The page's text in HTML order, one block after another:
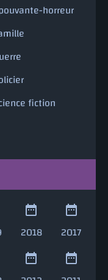
horreur
fiction
2018 2017